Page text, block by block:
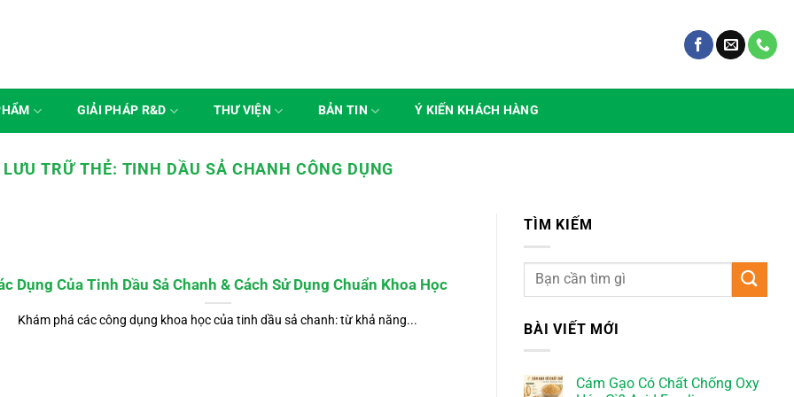
GIẢI PHÁP R&D THƯ VIỆN BẢN TIN Ý KIẾN KHÁCH HÀNG
LƯU TRỮ THẺ: TINH DẦU SẢ CHANH CÔNG DỤNG
Dụng Của Tinh Dầu Sả Chanh & Cách Sử Dụng Chuẩn Khoa Học
Khám phá các công dụng khoa học của tinh dầu sả chanh: từ khả năng...
TÌM KIẾM
BÀI VIẾT MỚI
Cám Gạo Có Chất Chống Oxy